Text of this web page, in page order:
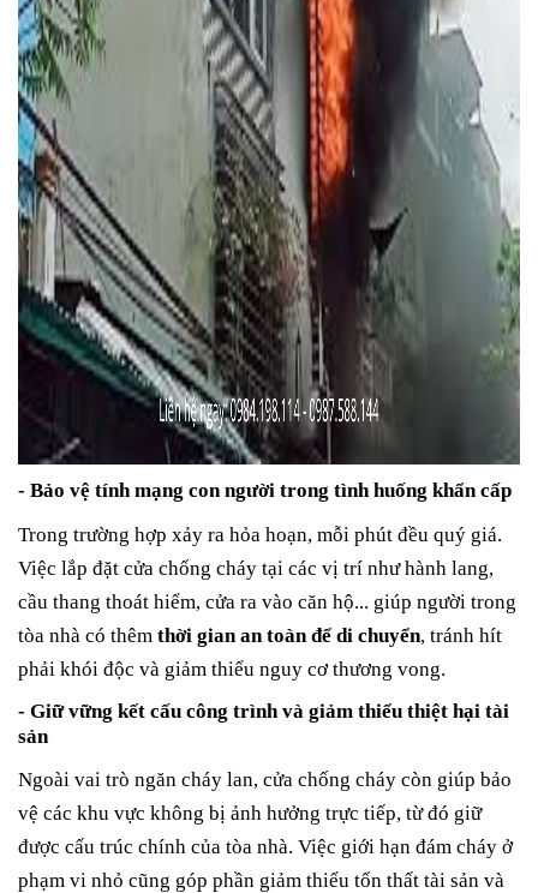
- Bảo vệ tính mạng con người trong tình huống khẩn cấp
Trong trường hợp xảy ra hỏa hoạn, mỗi phút đều quý giá.
Việc lắp đặt cửa chống cháy tại các vị trí như hành lang,
cầu thang thoát hiểm, cửa ra vào căn hộ... giúp người trong
tòa nhà có thêm thời gian an toàn để di chuyển, tránh hít
phải khói độc và giảm thiểu nguy cơ thương vong.
- Giữ vững kết cấu công trình và giảm thiểu thiệt hại tài
sản
Ngoài vai trò ngăn cháy lan, cửa chống cháy còn giúp bảo
vệ các khu vực không bị ảnh hưởng trực tiếp, từ đó giữ
được cấu trúc chính của tòa nhà. Việc giới hạn đám cháy ở
phạm vi nhỏ cũng góp phần giảm thiểu tổn thất tài sản và